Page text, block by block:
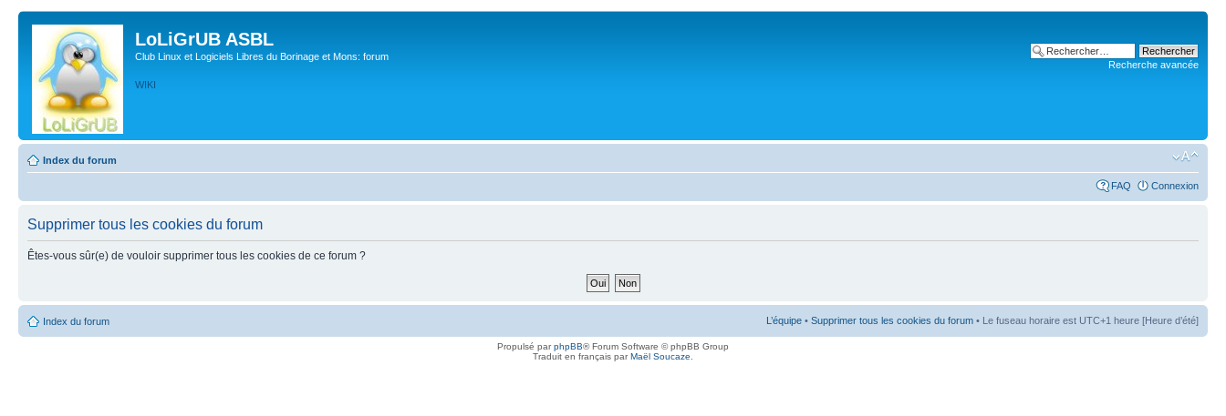
LoLiGrUB ASBL
Club Linux et Logiciels Libres du Borinage et Mons: forum
WIKI
Recherche avancée
Index du forum
FAQ Connexion
Supprimer tous les cookies du forum
Êtes-vous sûr(e) de vouloir supprimer tous les cookies de ce forum ?
Index du forum L’équipe • Supprimer tous les cookies du forum • Le fuseau horaire est UTC+1 heure [Heure d’été]
Propulsé parphpBB® Forum Software © phpBB Group
Traduit en français parMaël Soucaze